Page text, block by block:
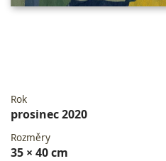
Rok
prosinec 2020
Rozměry
35 × 40 cm